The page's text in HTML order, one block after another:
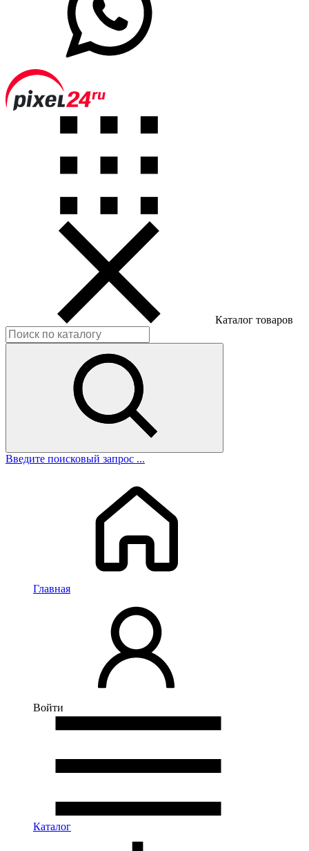
Каталог товаров
Введите поисковый запрос ...
Главная
Войти
Каталог